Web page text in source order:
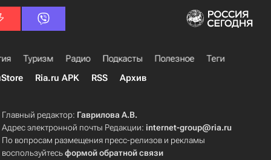
Туризм Радио Подкасты Полезное
Теги
Ria.ru APK RSS Архив
Главный редактор: Гаврилова А.В.
Адрес электронной почты Редакции:internet-group@ria.ru
По вопросам размещения пресс-релизов и рекламы
воспользуйтесьформой обратной связи